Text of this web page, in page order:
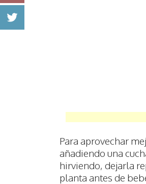
Para aprovechar
añadiendo una
hirviendo, dejarla
planta antes de